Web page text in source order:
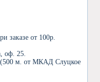
заказе от 100р.
оф. 25.
(500 м. от МКАД Слуцкое